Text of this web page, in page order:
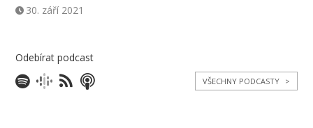
30. září 2021
Odebírat podcast
VŠECHNY PODCASTY >